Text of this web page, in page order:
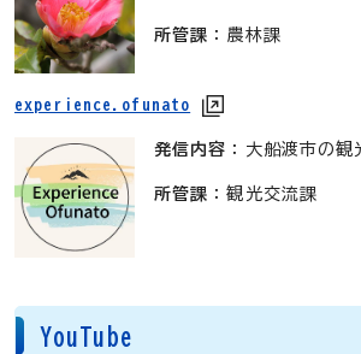
所管課 ：農林課
experience.ofunato
発信内容 ：大船渡市の観
所管課 ：観光交流課
YouTube